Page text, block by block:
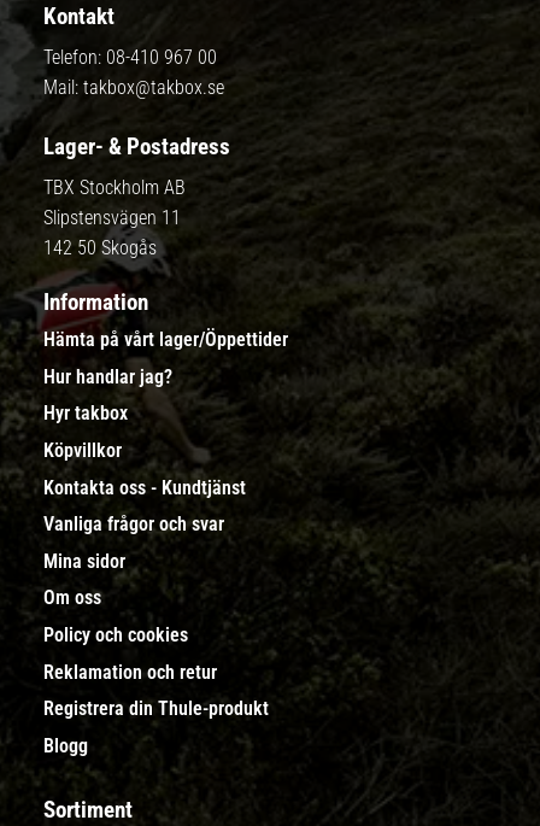
Kontakt
Telefon: 08-410 967 00
Mail: takbox@takbox.se
Lager- & Postadress
TBX Stockholm AB
Slipstensvägen 11
142 50 Skogås
Information
Hämta på vårt lager/Öppettider
Hur handlar jag?
Hyr takbox
Köpvillkor
Kontakta oss - Kundtjänst
Vanliga frågor och svar
Mina sidor
Om oss
Policy och cookies
Reklamation och retur
Registrera din Thule-produkt
Blogg
Sortiment